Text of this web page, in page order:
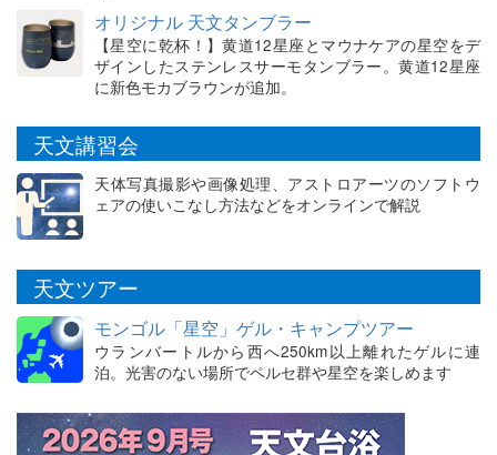
オリジナル 天文タンブラー
【星空に乾杯！】黄道12星座とマウナケアの星空をデ
ザインしたステンレスサーモタンブラー。黄道12星座
に新色モカブラウンが追加。
天文講習会
天体写真撮影や画像処理、アストロアーツのソフトウ
ェアの使いこなし方法などをオンラインで解説
天文ツアー
モンゴル「星空」ゲル・キャンプツアー
ウランバートルから西へ250km以上離れたゲルに連
泊。光害のない場所でペルセ群や星空を楽しめます